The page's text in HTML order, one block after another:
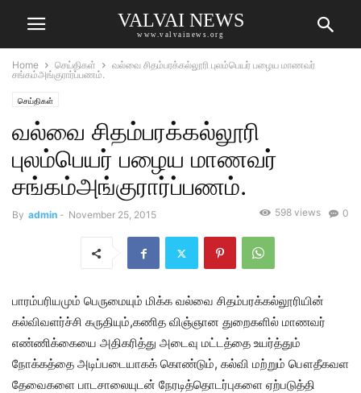
VALVAI NEWS
www.valvainews.org
Home செய்திகள்
வல்வை சிதம்பரக்கல்லூரி புலம்பெயர் பழைய மாணவர்
சங்கம்அங்குரார்ப்பணம்.
செய்திகள்
வல்வை சிதம்பரக்கல்லூரி
புலம்பெயர் பழைய மாணவர்
சங்கம்அங்குரார்ப்பணம்.
By admin - November 25, 2015 0
598 views
பாரம்பரியமும் பெருமையும் மிக்க வல்வை சிதம்பரக்கல்லூரியின்
கல்விவளர்ச்சி கருதியும்,கணித விஞ்ஞான துறைகளில் மாணவர்
எண்ணிக்கையை அதிகரித்து அடைவு மட்டத்தை உயர்த்தும்
நோக்கத்தை அடிப்படையாகக் கொண்டும், கல்வி மற்றும் பௌதீகவள
தேவைகளை பாடசாலையுடன் நேரடித்தொடர்புகளை ஏற்படுத்தி